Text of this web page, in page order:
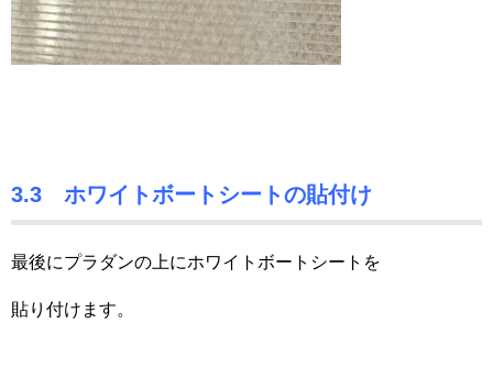
3.3 ホワイトボートシートの貼付け
最後にプラダンの上にホワイトボートシートを
貼り付けます。